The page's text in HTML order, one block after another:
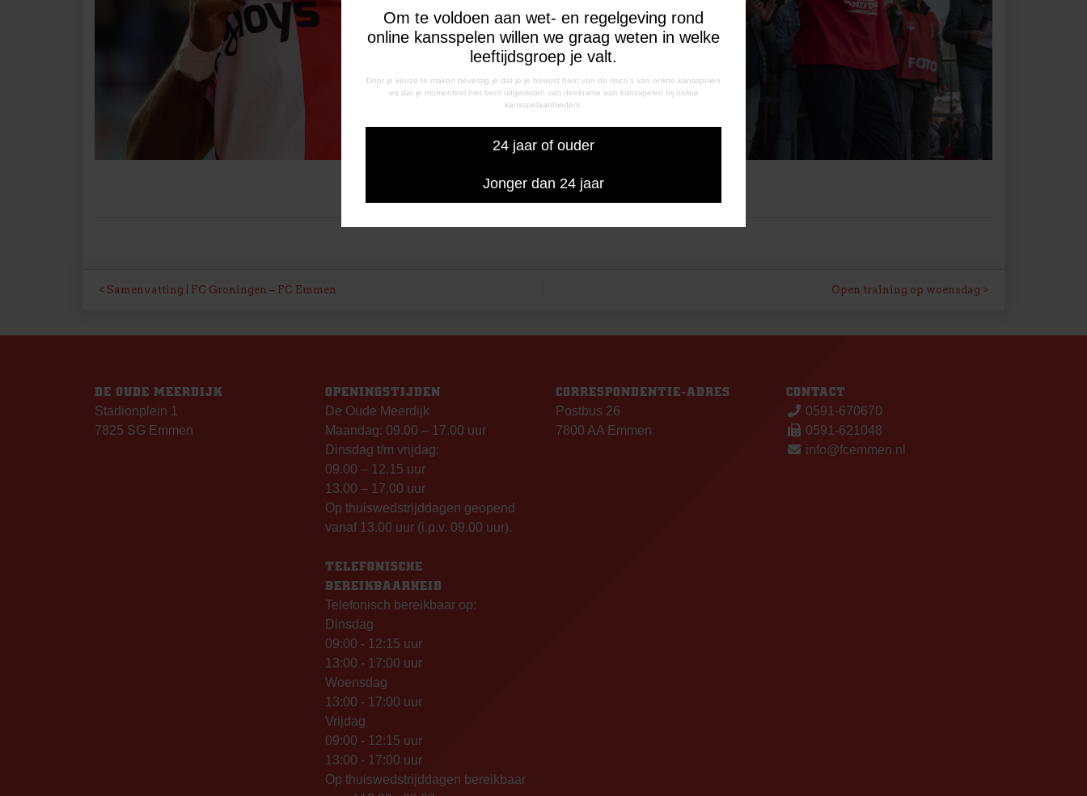
Om te voldoen aan wet- en regelgeving rond
online kansspelen willen we graag weten in welke
leeftijdsgroep je valt.
Door je keuze te maken bevestig je dat je je bewust bent van de risico's van online kansspelen
en dat je momenteel niet bent uitgesloten van deelname aan kansspelen bij online
kansspelaanbieders.
24 jaar of ouder
Jonger dan 24 jaar
BERICHT
Samenvatting | FC Groningen – FC Emmen Open training op woensdag
DE OUDE MEERDIJK
Stadionplein 1
7825 SG Emmen
OPENINGSTIJDEN
De Oude Meerdijk
Maandag: 09.00 – 17.00 uur
Dinsdag t/m vrijdag:
09.00 – 12.15 uur
13.00 – 17.00 uur
Op thuiswedstrijddagen geopend
vanaf 13.00 uur (i.p.v. 09.00 uur).
TELEFONISCHE
BEREIKBAARHEID
Telefonisch bereikbaar op:
Dinsdag
09:00 - 12:15 uur
13:00 - 17:00 uur
Woensdag
13:00 - 17:00 uur
Vrijdag
09:00 - 12:15 uur
13:00 - 17:00 uur
Op thuiswedstrijddagen bereikbaar
CORRESPONDENTIE-ADRES
Postbus 26
7800 AA Emmen
CONTACT
0591-670670
0591-621048
info@fcemmen.nl